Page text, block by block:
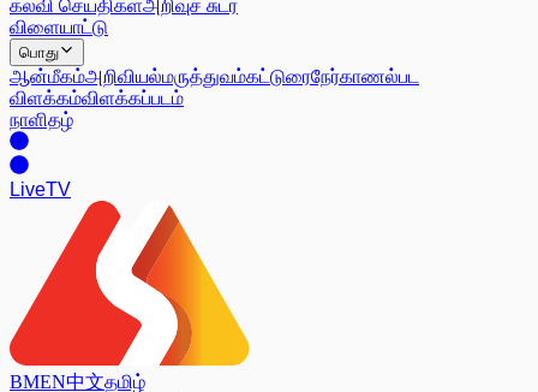
கல்வி செய்திகள்அறிவுச் சுடர்
விளையாட்டு
பொது
ஆன்மீகம்அறிவியல்மருத்துவம்கட்டுரைநேர்காணல்பட
விளக்கம்விளக்கப்படம்
நாளிதழ்
LiveTV
BMEN中文தமிழ்